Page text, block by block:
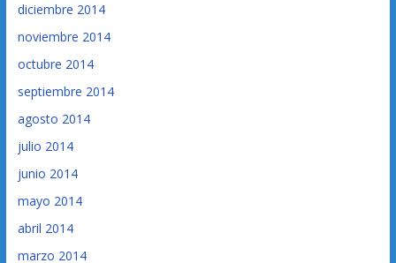
diciembre 2014
noviembre 2014
octubre 2014
septiembre 2014
agosto 2014
julio 2014
junio 2014
mayo 2014
abril 2014
marzo 2014